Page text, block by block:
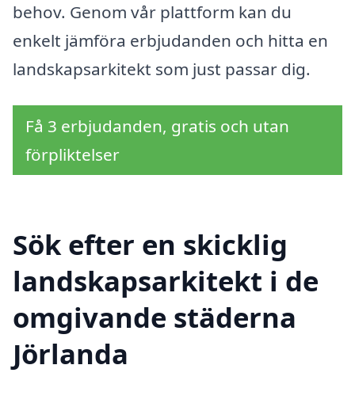
behov. Genom vår plattform kan du
enkelt jämföra erbjudanden och hitta en
landskapsarkitekt som just passar dig.
Få 3 erbjudanden, gratis och utan
förpliktelser
Sök efter en skicklig
landskapsarkitekt i de
omgivande städerna
Jörlanda